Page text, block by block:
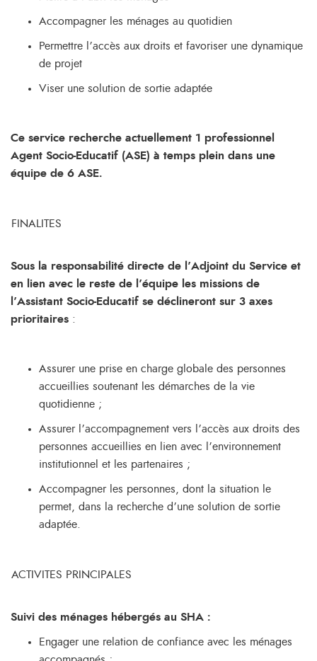
Accompagner les ménages au quotidien
Permettre l’accès aux droits et favoriser une dynamique
de projet
Viser une solution de sortie adaptée
Ce service recherche actuellement 1 professionnel
Agent Socio-Educatif (ASE) à temps plein dans une
équipe de 6 ASE.
FINALITES
Sous la responsabilité directe de l’Adjoint du Service et
en lien avec le reste de l’équipe les missions de
l’Assistant Socio-Educatif se déclineront sur 3 axes
prioritaires :
Assurer une prise en charge globale des personnes
accueillies soutenant les démarches de la vie
quotidienne ;
Assurer l’accompagnement vers l’accès aux droits des
personnes accueillies en lien avec l’environnement
institutionnel et les partenaires ;
Accompagner les personnes, dont la situation le
permet, dans la recherche d’une solution de sortie
adaptée.
ACTIVITES PRINCIPALES
Suivi des ménages hébergés au SHA :
Engager une relation de confiance avec les ménages